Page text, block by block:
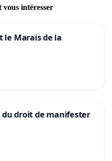
intéresser
le Marais de la
droit de manifester